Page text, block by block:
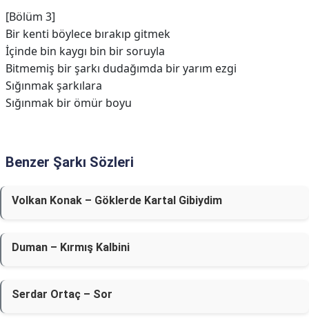
[Bölüm 3]
Bir kenti böylece bırakıp gitmek
İçinde bin kaygı bin bir soruyla
Bitmemiş bir şarkı dudağımda bir yarım ezgi
Sığınmak şarkılara
Sığınmak bir ömür boyu
Benzer Şarkı Sözleri
Volkan Konak – Göklerde Kartal Gibiydim
Duman – Kırmış Kalbini
Serdar Ortaç – Sor